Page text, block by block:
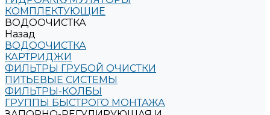
КОМПЛЕКТУЮЩИЕ
ВОДООЧИСТКА
Назад
ВОДООЧИСТКА
КАРТРИДЖИ
ФИЛЬТРЫ ГРУБОЙ ОЧИСТКИ
ПИТЬЕВЫЕ СИСТЕМЫ
ФИЛЬТРЫ-КОЛБЫ
ГРУППЫ БЫСТРОГО МОНТАЖА